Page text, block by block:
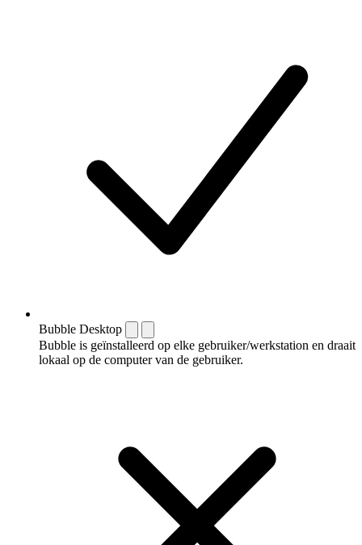
Bubble Desktop
Bubble is geïnstalleerd op elke gebruiker/werkstation en draait
lokaal op de computer van de gebruiker.